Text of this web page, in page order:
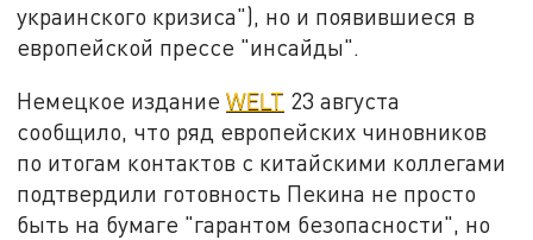
украинского кризиса"), но и появившиеся в
европейской прессе "инсайды".
Немецкое изданиеWELT 23 августа
сообщило, что ряд европейских чиновников
по итогам контактов с китайскими коллегами
подтвердили готовность Пекина не просто
быть на бумаге "гарантом безопасности", но